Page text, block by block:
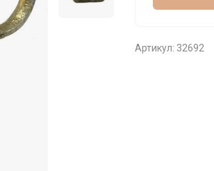
Артикул: 32692